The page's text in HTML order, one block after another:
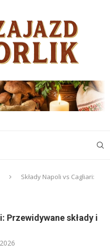
Składy Napoli vs Cagliari:
Przewidywane składy i